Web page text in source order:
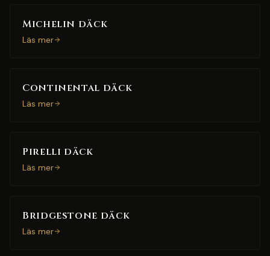
Michelin däck
Läs mer
Continental däck
Läs mer
Pirelli däck
Läs mer
Bridgestone däck
Läs mer